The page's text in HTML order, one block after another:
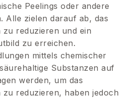
Peelings oder andere
Alle zielen darauf ab, das
zu reduzieren und ein
zu erreichen.
mittels chemischer
Substanzen auf
werden, um das
zu reduzieren, haben jedoch